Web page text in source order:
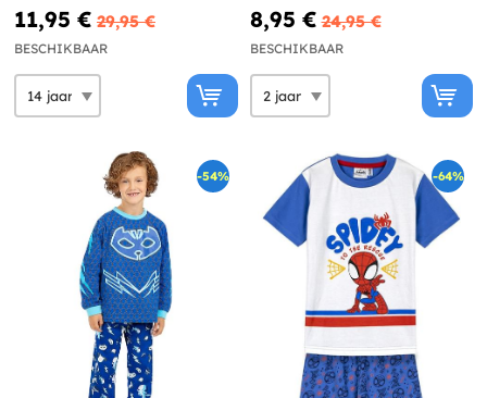
11,95 € 29,95 €
BESCHIKBAAR
8,95 € 24,95 €
BESCHIKBAAR
-54% -64%